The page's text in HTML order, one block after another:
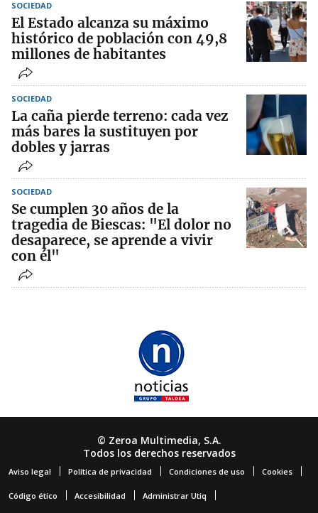
SOCIEDAD
El Estado alcanza su máximo
histórico de población con 49,8
millones de habitantes
SOCIEDAD
La caña pierde terreno: cada vez
más bares la sustituyen por
dobles y jarras
SOCIEDAD
Se cumplen 30 años de la
tragedia de Biescas: "El dolor no
desaparece, se aprende a vivir
con él"
© Zeroa Multimedia, S.A.
Todos los derechos reservados
Aviso legal Política de privacidad Condiciones de uso Cookies
Código ético Accesibilidad Administrar Utiq